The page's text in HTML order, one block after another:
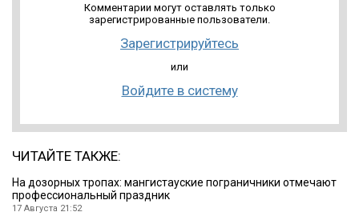
Комментарии могут оставлять только
зарегистрированные пользователи.
Зарегистрируйтесь
или
Войдите в систему
ЧИТАЙТЕ ТАКЖЕ:
На дозорных тропах: мангистауские пограничники отмечают
профессиональный праздник
17 Августа 21:52